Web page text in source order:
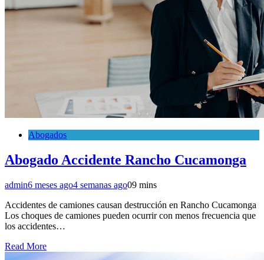
Abogados
Abogado Accidente Rancho Cucamonga
admin6 meses ago4 semanas ago09 mins
Accidentes de camiones causan destrucción en Rancho Cucamonga
Los choques de camiones pueden ocurrir con menos frecuencia que
los accidentes…
Read More